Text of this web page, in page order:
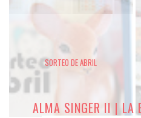
SORTEO DE ABRIL
ALMA SINGER II | LA